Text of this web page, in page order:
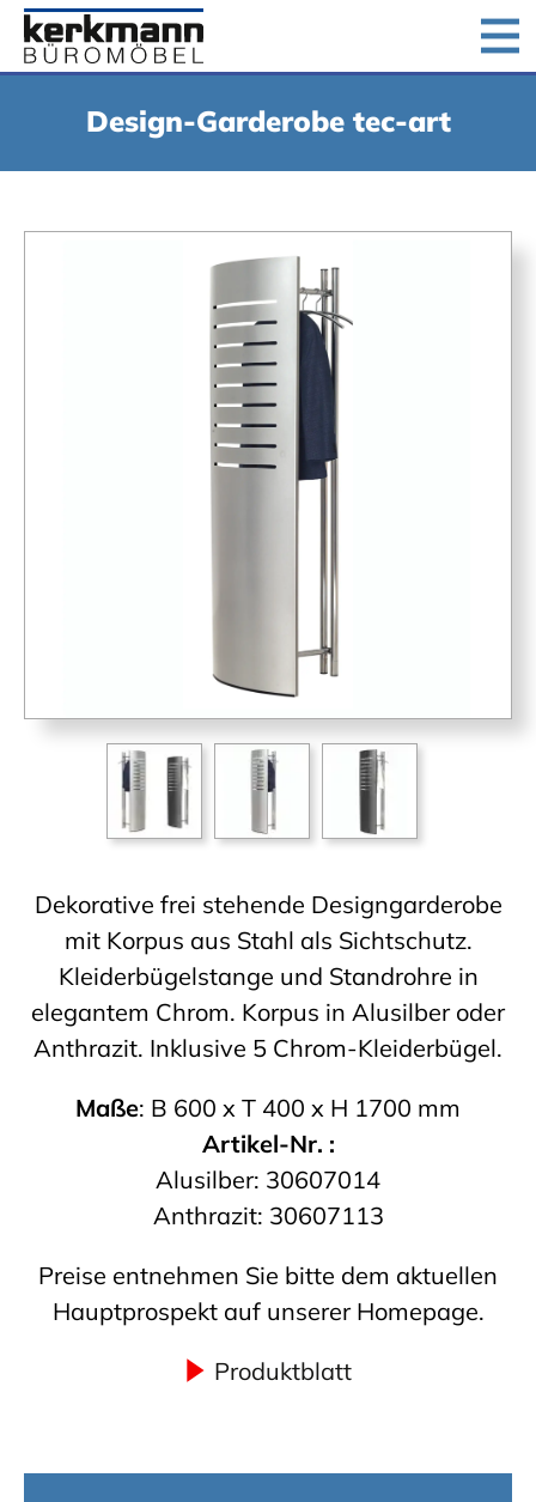
Kontakt
Design-Garderobe tec-art
Dekorative frei stehende Designgarderobe
mit Korpus aus Stahl als Sichtschutz.
Kleiderbügelstange und Standrohre in
elegantem Chrom. Korpus in Alusilber oder
Anthrazit. Inklusive 5 Chrom-Kleiderbügel.
Maße: B 600 x T 400 x H 1700 mm
Artikel-Nr. :
Alusilber: 30607014
Anthrazit: 30607113
Preise entnehmen Sie bitte dem aktuellen
Hauptprospekt auf unserer Homepage.
Produktblatt